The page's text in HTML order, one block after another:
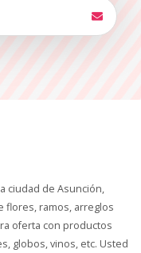
ciudad de Asunción,
flores, ramos, arreglos
oferta con productos
globos, vinos, etc. Usted